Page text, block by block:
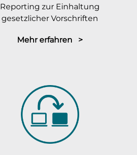
Reporting zur Einhaltung
gesetzlicher Vorschriften
Mehr erfahren >